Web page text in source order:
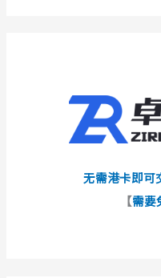
无需港卡即可
【需要